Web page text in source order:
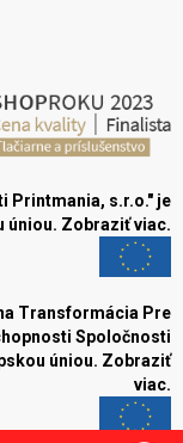
Printmania, s.r.o." je
úniou. Zobraziť viac.
Transformácia Pre
Spoločnosti
úniou. Zobraziť
viac.